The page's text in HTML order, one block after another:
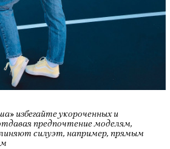
избегайте укороченных и
предпочтение моделям,
силуэт, например, прямым